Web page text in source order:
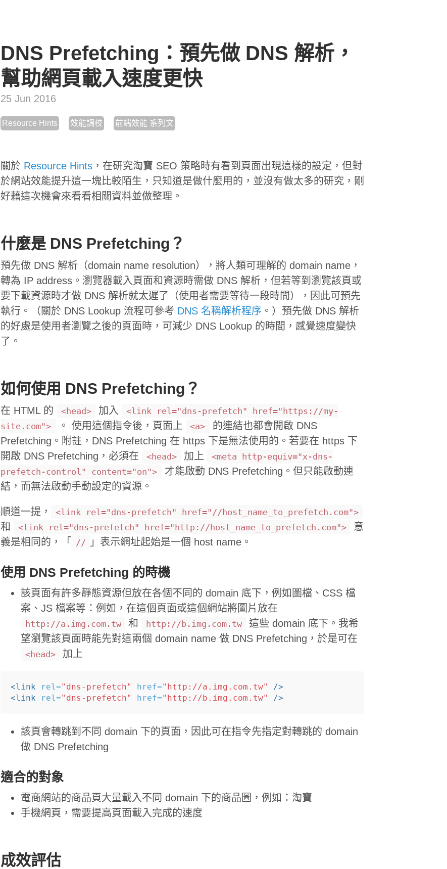
DNS Prefetching：預先做 DNS 解析，
幫助網頁載入速度更快
25 Jun 2016
Resource Hints 效能調校 前端效能 系列文
關於 Resource Hints ，在研究淘寶 SEO 策略時有看到頁面出現這樣的設定，但對
於網站效能提升這一塊比較陌生，只知道是做什麼用的，並沒有做太多的研究，剛
好藉這次機會來看看相關資料並做整理。
什麼是 DNS Prefetching？
預先做 DNS 解析（domain name resolution），將人類可理解的 domain name，
轉為 IP address。瀏覽器載入頁面和資源時需做 DNS 解析，但若等到瀏覽該頁或
要下載資源時才做 DNS 解析就太遲了（使用者需要等待一段時間），因此可預先
執行。（關於 DNS Lookup 流程可參考 DNS 名稱解析程序 。）預先做 DNS 解析
的好處是使用者瀏覽之後的頁面時，可減少 DNS Lookup 的時間，感覺速度變快
了。
如何使用 DNS Prefetching？
在 HTML 的 <head> 加入
<link rel="dns-prefetch" href="https://my-
site.com">
。 使用這個指令後，頁面上 <a>
的連結也都會開啟 DNS
Prefetching。附註，DNS Prefetching 在 https 下是無法使用的。若要在 https 下
開啟 DNS Prefetching，必須在
<head> 加上
<meta http-equiv="x-dns-
prefetch-control" content="on">
才能啟動 DNS Prefetching。但只能啟動連
結，而無法啟動手動設定的資源。
順道一提， <link rel="dns-prefetch" href="//host_name_to_prefetch.com">
和 <link rel="dns-prefetch" href="http://host_name_to_prefetch.com">
意
義是相同的，「
// 」表示網址起始是一個 host name。
使用 DNS Prefetching 的時機
該頁面有許多靜態資源但放在各個不同的 domain 底下，例如圖檔、CSS 檔
案、JS 檔案等：例如，在這個頁面或這個網站將圖片放在
http://a.img.com.tw 和 http://b.img.com.tw
這些 domain 底下。我希
望瀏覽該頁面時能先對這兩個 domain name 做 DNS Prefetching，於是可在
<head> 加上
<link rel="dns-prefetch" href="http://a.img.com.tw"
/>
<link
rel="dns-prefetch" href="http://b.img.com.tw" />
該頁會轉跳到不同 domain 下的頁面，因此可在指令先指定對轉跳的 domain
做 DNS Prefetching
適合的對象
電商網站的商品頁大量載入不同 domain 下的商品圖，例如：淘寶
手機網頁，需要提高頁面載入完成的速度
成效評估